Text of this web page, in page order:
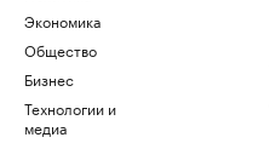
Экономика
Общество
Бизнес
Технологии и
медиа